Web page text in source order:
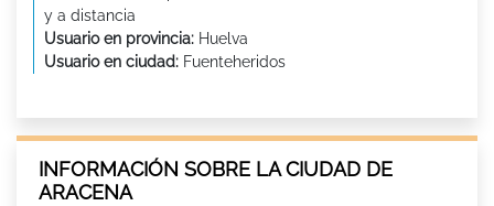
y a distancia
Usuario en provincia: Huelva
Usuario en ciudad: Fuenteheridos
INFORMACIÓN SOBRE LA CIUDAD DE
ARACENA